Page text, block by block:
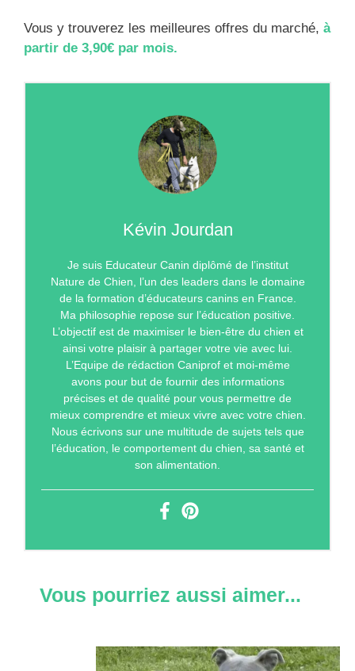
Vous y trouverez les meilleures offres du marché, à
partir de 3,90€ par mois.
Kévin Jourdan
Je suis Educateur Canin diplômé de l’institut
Nature de Chien, l’un des leaders dans le domaine
de la formation d’éducateurs canins en France.
Ma philosophie repose sur l’éducation positive.
L’objectif est de maximiser le bien-être du chien et
ainsi votre plaisir à partager votre vie avec lui.
L’Equipe de rédaction Caniprof et moi-même
avons pour but de fournir des informations
précises et de qualité pour vous permettre de
mieux comprendre et mieux vivre avec votre chien.
Nous écrivons sur une multitude de sujets tels que
l’éducation, le comportement du chien, sa santé et
son alimentation.
Vous pourriez aussi aimer...